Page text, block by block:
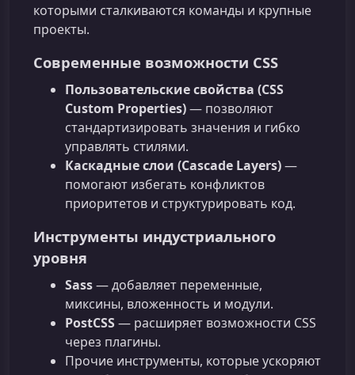
которыми сталкиваются команды и крупные
проекты.
Современные возможности CSS
Пользовательские свойства (CSS
Custom Properties)— позволяют
стандартизировать значения и гибко
управлять стилями.
Каскадные слои (Cascade Layers)—
помогают избегать конфликтов
приоритетов и структурировать код.
Инструменты индустриального
уровня
Sass— добавляет переменные,
миксины, вложенность и модули.
PostCSS— расширяет возможности CSS
через плагины.
Прочие инструменты, которые ускоряют